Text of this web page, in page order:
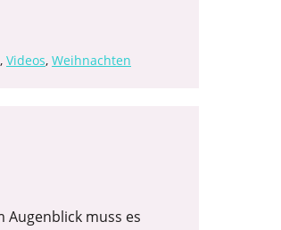
, Videos, Weihnachten
Augenblick muss es